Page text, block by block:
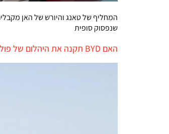
שנפסוק סופית
האם BYD תקנה את היהלום של פולקסווגן וג'ילי תעשה סאבלט במפעל של פורד?